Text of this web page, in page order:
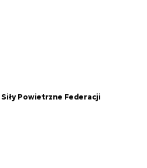
Powietrzne Federacji